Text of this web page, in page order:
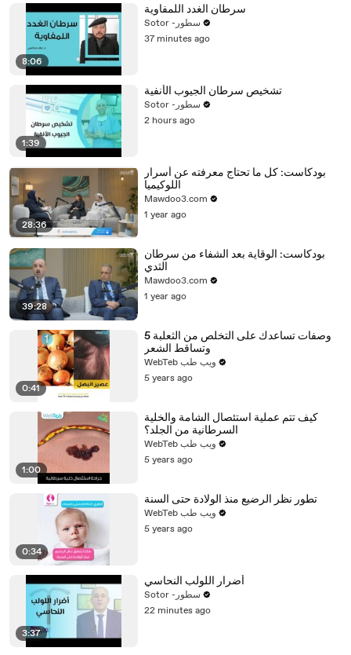
8:06
سرطان الغدد اللمفاوية
Sotor -سطور
37 minutes ago
1:39
تشخيص سرطان الجيوب الأنفية
Sotor -سطور
2 hours ago
28:36
بودكاست: كل ما تحتاج معرفته عن أسرار
اللوكيميا
Mawdoo3.com
1 year ago
39:28
بودكاست: الوقاية بعد الشفاء من سرطان
الثدي
Mawdoo3.com
1 year ago
0:41
5 وصفات تساعدك على التخلص من الثعلبة
وتساقط الشعر
WebTeb ويب طب
5 years ago
1:00
كيف تتم عملية استئصال الشامة والخلية
السرطانية من الجلد؟
WebTeb ويب طب
5 years ago
0:34
تطور نظر الرضيع منذ الولادة حتى السنة
WebTeb ويب طب
5 years ago
3:37
أضرار اللولب النحاسي
Sotor -سطور
22 minutes ago